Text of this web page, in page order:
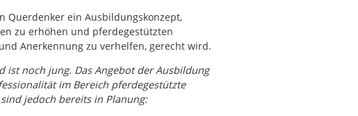
Querdenker ein Ausbildungskonzept,
zu erhöhen und pferdegestützten
Anerkennung zu verhelfen, gerecht wird.
ist noch jung. Das Angebot der Ausbildung
im Bereich pferdegestützte
jedoch bereits in Planung: